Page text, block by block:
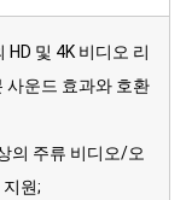
HD 및 4K 비디오 리
사운드 효과와 호환
의 주류 비디오/오
원;